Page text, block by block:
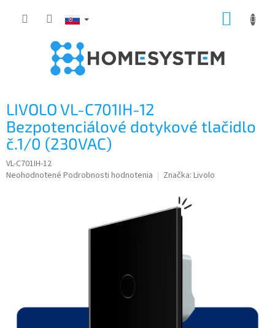
LIVOLO VL-C701IH-12
Bezpotenciálové dotykové tlačidlo
č.1/0 (230VAC)
VL-C701IH-12
Priemerné
Neohodnotené Podrobnosti hodnotenia Značka: Livolo